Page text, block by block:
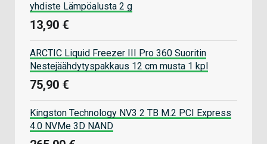
yhdiste Lämpöalusta 2 g
13,90 €
ARCTIC Liquid Freezer III Pro 360 Suoritin
Nestejäähdytyspakkaus 12 cm musta 1 kpl
75,90 €
Kingston Technology NV3 2 TB M.2 PCI Express
4.0 NVMe 3D NAND